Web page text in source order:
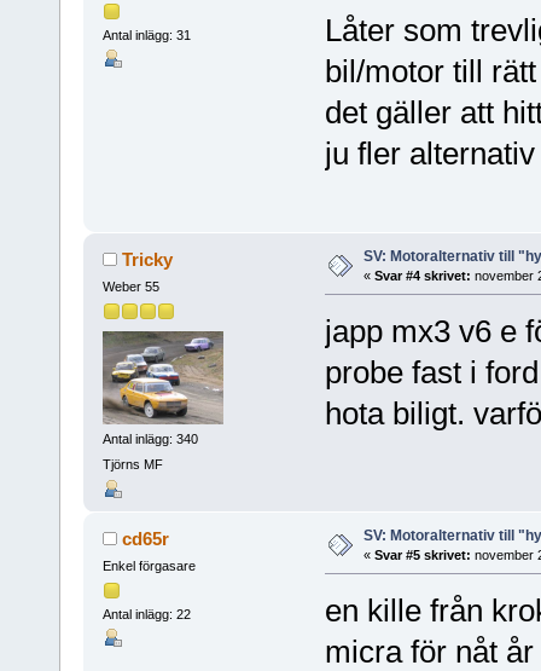
Antal inlägg: 31
Låter som
bil/motor till
det gäller att
ju fler
Tricky
Weber 55
Antal inlägg: 340
Tjörns MF
SV: Motoralternativ till
« Svar #4 skrivet: november
japp mx3 v6 e
probe fast i
hota biligt.
cd65r
Enkel förgasare
Antal inlägg: 22
SV: Motoralternativ till
« Svar #5 skrivet: november
en kille från
micra för nåt